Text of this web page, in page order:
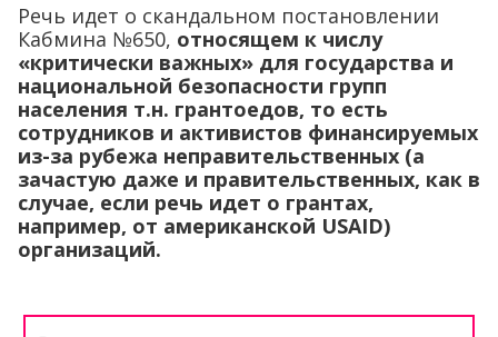
Речь идет о скандальном постановлении
Кабмина №650, относящем к числу
«критически важных» для государства и
национальной безопасности групп
населения т.н. грантоедов, то есть
сотрудников и активистов финансируемых
из-за рубежа неправительственных (а
зачастую даже и правительственных, как в
случае, если речь идет о грантах,
например, от американской USAID)
организаций.